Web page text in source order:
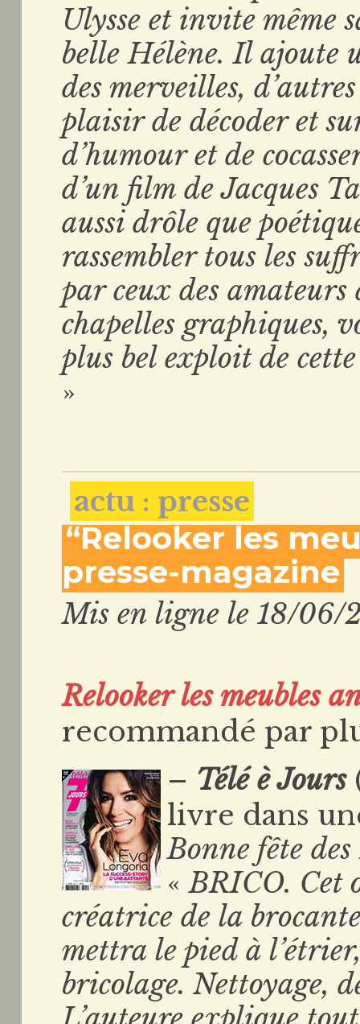
Ulysse et invite même
belle Hélène. Il ajoute
des merveilles,
plaisir de décoder et
d’humour et de
d’un film de Jacques
aussi drôle que
rassembler tous les
par ceux des
chapelles graphiques,
plus bel exploit de
»
actu : presse
“Relooker les
presse-magazine
Mis en ligne le 18/06/
Relooker les meubles
recommandé par
– Télé è Jours
livre dans
Bonne fête
«BRICO. Cet
créatrice de la
mettra le pied à
bricolage. Nettoyage,